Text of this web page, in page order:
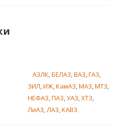
АЗЛК,БЕЛАЗ,ВАЗ,ГАЗ,
ЗИЛ,ИЖ,КамАЗ,МАЗ,МТЗ,
НЕФАЗ,ПАЗ,УАЗ,ХТЗ,
ЛиАЗ,ЛАЗ,КАВЗ